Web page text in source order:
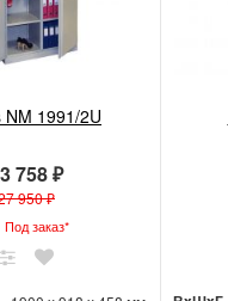
NM 1991/2U
758 ₽
950 ₽
Под заказ*